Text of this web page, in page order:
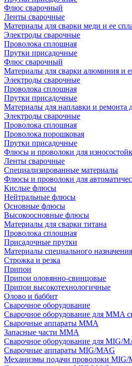
Флюс сварочный
Ленты сварочные
Материалы для сварки меди и ее
Электроды сварочные
Проволока сплошная
Прутки присадочные
Флюс сварочный
Материалы для сварки алюминия и
Электроды сварочные
Проволока сплошная
Прутки присадочные
Материалы для наплавки и ремонта
Электроды сварочные
Проволока сплошная
Проволока порошковая
Прутки присадочные
Флюсы и проволоки для
Ленты сварочные
Специализированные материалы
Флюсы и проволоки для
Кислые флюсы
Нейтральные флюсы
Основные флюсы
Высокоосновные флюсы
Материалы для сварки титана
Проволока сплошная
Присадочные прутки
Материалы специального назначения
Строжка и резка
Припои
Припои оловянно-свинцовые
Припои высокотехнологичные
Олово и баббит
Сварочное оборудование
Сварочное оборудование для MMA
Сварочные аппараты MMA
Запасные части MMA
Сварочное оборудование для MIG/
Сварочные аппараты MIG/MAG
Механизмы подачи проволоки MIG/